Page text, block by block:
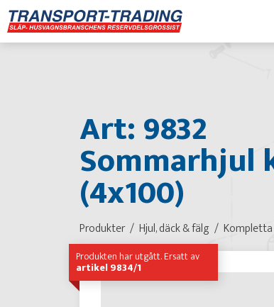
Art: 9832
Sommarhjul
(4x100)
Produkter Hjul, däck & fälg Kompletta
Produkten har utgått. Ersatt av
artikel 9834/1